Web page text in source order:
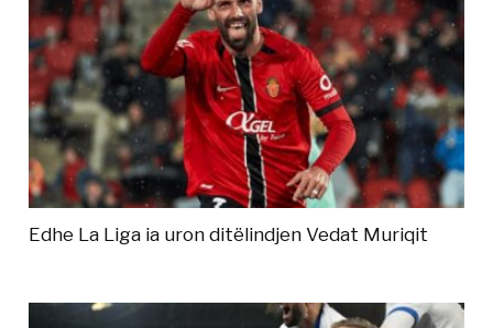
Edhe La Liga ia uron ditëlindjen Vedat Muriqit